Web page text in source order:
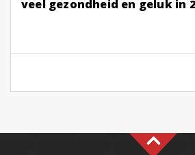
veel gezondheid en geluk in